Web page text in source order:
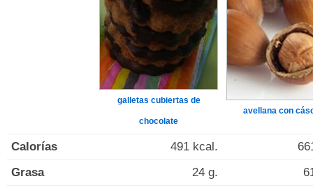
galletas cubiertas de
chocolate
avellana con
Calorías 491 kcal.
Grasa
24 g.